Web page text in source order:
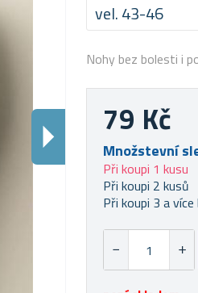
vel. 43-46
Nohy bez bolesti i
79 Kč
Množstevní
Při koupi 1 kusu
Při koupi 2 kusů
Při koupi 3 a více